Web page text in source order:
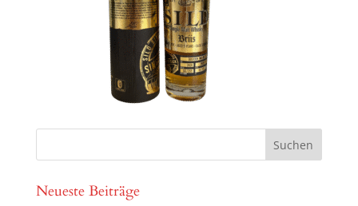
Neueste Beiträge